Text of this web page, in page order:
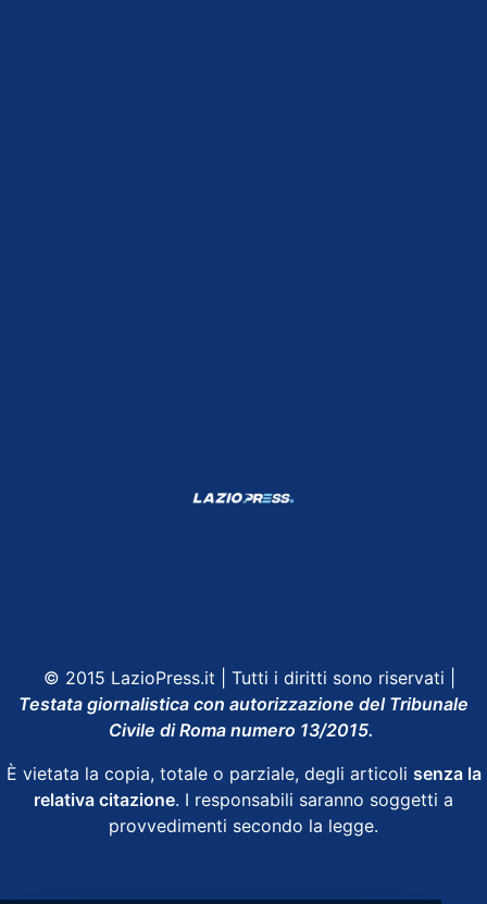
© 2015 LazioPress.it | Tutti i diritti sono riservati |
Testata giornalistica con autorizzazione del Tribunale
Civile di Roma numero 13/2015.
È vietata la copia, totale o parziale, degli articoli senza la
relativa citazione. I responsabili saranno soggetti a
provvedimenti secondo la legge.